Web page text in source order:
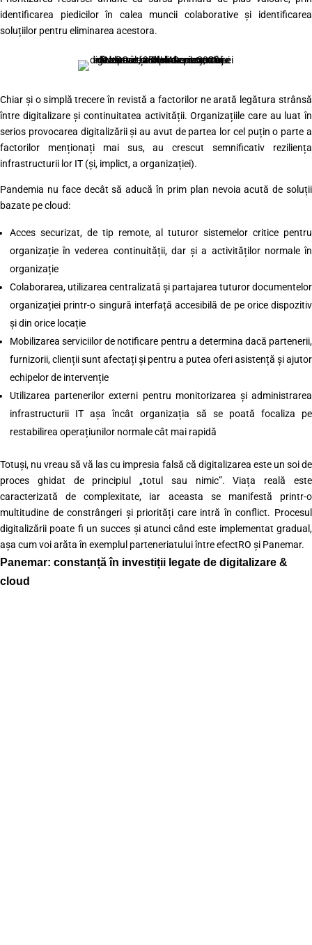
identificarea piedicilor în calea muncii colaborative și identificarea
soluțiilor pentru eliminarea acestora.
Chiar și o simplă trecere în revistă a factorilor ne arată legătura strânsă
între digitalizare și continuitatea activității. Organizațiile care au luat în
serios provocarea digitalizării și au avut de partea lor cel puțin o parte a
factorilor menționați mai sus, au crescut semnificativ reziliența
infrastructurii lor IT (și, implict, a organizației).
Pandemia nu face decât să aducă în prim plan nevoia acută de soluții
bazate pe cloud:
Acces securizat, de tip remote, al tuturor sistemelor critice pentru
organizație în vederea continuității, dar și a activităților normale în
organizație
Colaborarea, utilizarea centralizată și partajarea tuturor documentelor
organizației printr-o singură interfață accesibilă de pe orice dispozitiv
și din orice locație
Mobilizarea serviciilor de notificare pentru a determina dacă partenerii,
furnizorii, clienții sunt afectați și pentru a putea oferi asistență și ajutor
echipelor de intervenție
Utilizarea partenerilor externi pentru monitorizarea și administrarea
infrastructurii IT așa încât organizația să se poată focaliza pe
restabilirea operațiunilor normale cât mai rapidă
Totuși, nu vreau să vă las cu impresia falsă că digitalizarea este un soi de
proces ghidat de principiul „totul sau nimic”. Viața reală este
caracterizată de complexitate, iar aceasta se manifestă printr-o
multitudine de constrângeri și priorități care intră în conflict. Procesul
digitalizării poate fi un succes și atunci când este implementat gradual,
așa cum voi arăta în exemplul parteneriatului între efectRO și Panemar.
Panemar: constanță în investiții legate de digitalizare &
cloud